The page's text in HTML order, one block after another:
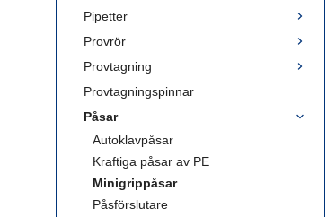
Pipetter
Provrör
Provtagning
Provtagningspinnar
Påsar
Autoklavpåsar
Kraftiga påsar av PE
Minigrippåsar
Påsförslutare